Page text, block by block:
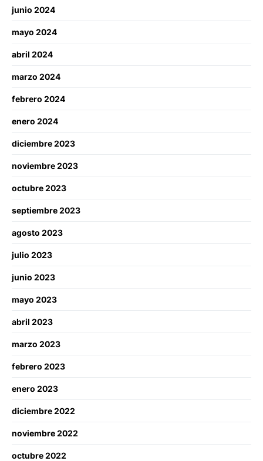
junio 2024
mayo 2024
abril 2024
marzo 2024
febrero 2024
enero 2024
diciembre 2023
noviembre 2023
octubre 2023
septiembre 2023
agosto 2023
julio 2023
junio 2023
mayo 2023
abril 2023
marzo 2023
febrero 2023
enero 2023
diciembre 2022
noviembre 2022
octubre 2022